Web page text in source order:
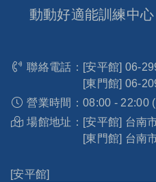
動動好適能訓練中心
聯絡電話： [安平館] 06-
[東門館] 06-
營業時間： 08:00 - 22:00
場館地址： [安平館] 台南
[東門館] 台南
[安平館]